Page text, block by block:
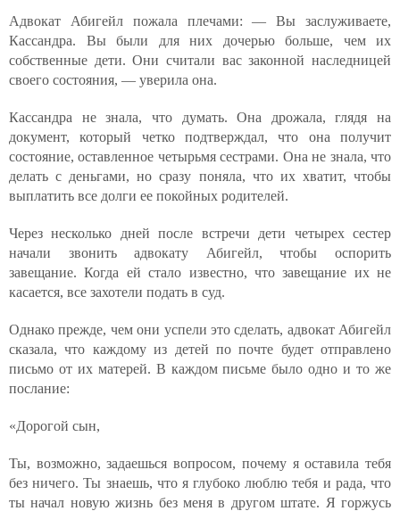
Адвокат Абигейл пожала плечами: — Вы заслуживаете,
Кассандра. Вы были для них дочерью больше, чем их
собственные дети. Они считали вас законной наследницей
своего состояния, — уверила она.
Кассандра не знала, что думать. Она дрожала, глядя на
документ, который четко подтверждал, что она получит
состояние, оставленное четырьмя сестрами. Она не знала, что
делать с деньгами, но сразу поняла, что их хватит, чтобы
выплатить все долги ее покойных родителей.
Через несколько дней после встречи дети четырех сестер
начали звонить адвокату Абигейл, чтобы оспорить
завещание. Когда ей стало известно, что завещание их не
касается, все захотели подать в суд.
Однако прежде, чем они успели это сделать, адвокат Абигейл
сказала, что каждому из детей по почте будет отправлено
письмо от их матерей. В каждом письме было одно и то же
послание:
«Дорогой сын,
Ты, возможно, задаешься вопросом, почему я оставила тебя
без ничего. Ты знаешь, что я глубоко люблю тебя и рада, что
ты начал новую жизнь без меня в другом штате. Я горжусь